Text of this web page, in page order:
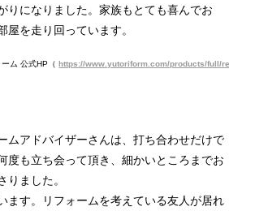
りになりました。家族もとても喜んでお
屋を走り回っています。
ーム 公式HP（https://www.yutoriform.com/products/full/
ムアドバイザーさんは、打ち合わせだけで
度も立ち会って頂き、細かいところまでお
りました。
ます。リフォームを考えている友人が居れ